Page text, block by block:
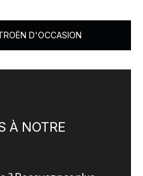
D'OCCASION
À NOTRE